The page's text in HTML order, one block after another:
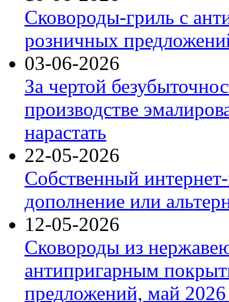
Сковороды-гриль с
розничных
03-06-2026
За чертой
производстве
нарастать
22-05-2026
Собственный
дополнение или
12-05-2026
Сковороды из
антипригарным
предложений, май 2026